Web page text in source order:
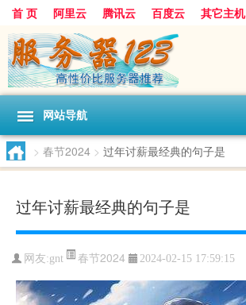
首 页 阿里云 腾讯云 百度云 其它主机
网站导航
> 春节2024 > 过年讨薪最经典的句子是
过年讨薪最经典的句子是
网友:gnt 春节2024 2024-02-15 17:59:15